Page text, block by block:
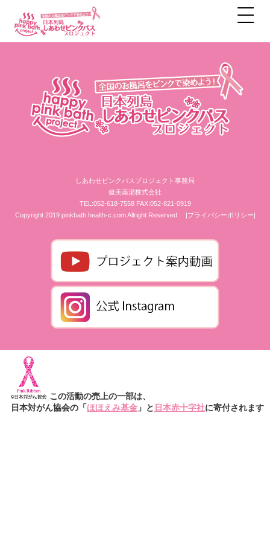
しあわせピンクバスプロジェクト事務局
健美薬湯株式会社
TEL:052-618-7558 FAX:052-821-0919
Copyright 2019 pinkbath.health-c.com Allright Reserved.
|プライバシーポリシー|
この活動の売上の一部は、
日本対がん協会の「ほほえみ基金 」と 日本赤十字社に寄付されます